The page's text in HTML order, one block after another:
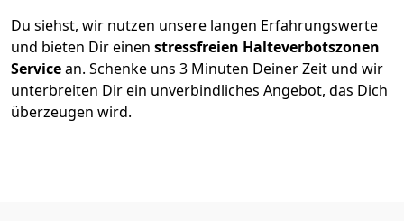
Du siehst, wir nutzen unsere langen Erfahrungswerte
und bieten Dir einen stressfreien Halteverbotszonen
Servicean. Schenke uns 3 Minuten Deiner Zeit und wir
unterbreiten Dir ein unverbindliches Angebot, das Dich
überzeugen wird.